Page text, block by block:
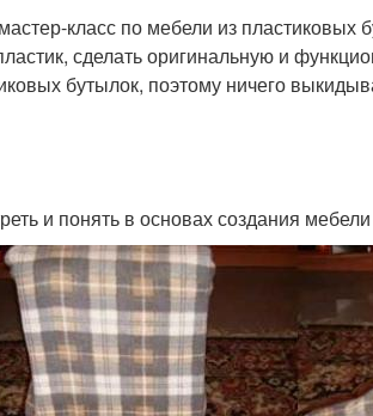
мастер-класс по мебели из
сделать оригинальную и
бутылок, поэтому ничего
и понять в основах создания